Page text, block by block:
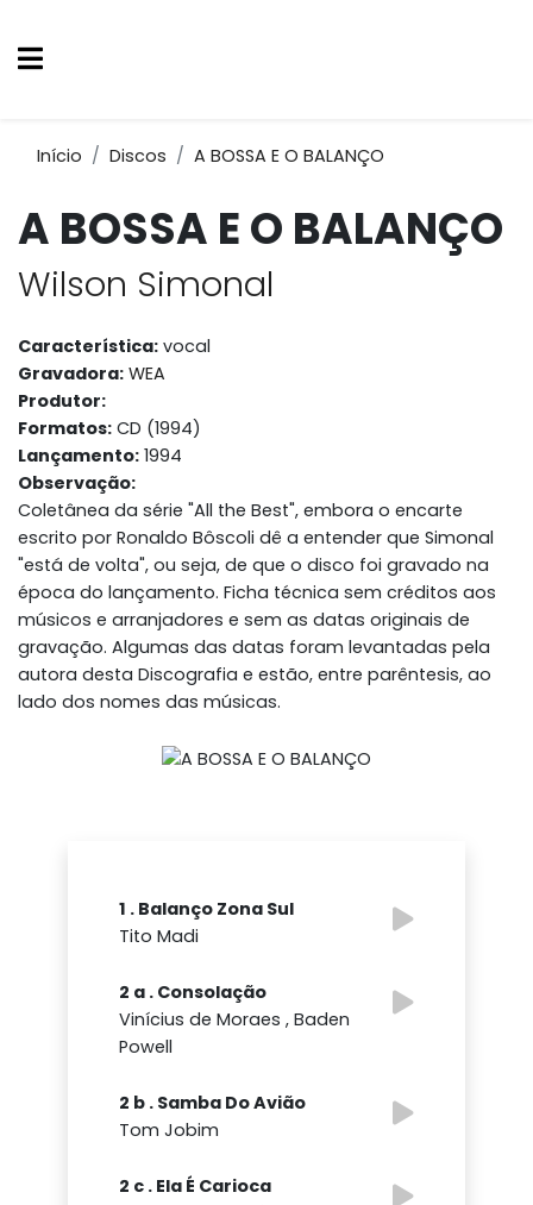
Início Discos A BOSSA E O BALANÇO
A BOSSA E O BALANÇO
Wilson Simonal
Característica: vocal
Gravadora: WEA
Produtor:
Formatos: CD (1994)
Lançamento: 1994
Observação:
Coletânea da série "All the Best", embora o encarte
escrito por Ronaldo Bôscoli dê a entender que Simonal
"está de volta", ou seja, de que o disco foi gravado na
época do lançamento. Ficha técnica sem créditos aos
músicos e arranjadores e sem as datas originais de
gravação. Algumas das datas foram levantadas pela
autora desta Discografia e estão, entre parêntesis, ao
lado dos nomes das músicas.
1 . Balanço Zona Sul
Tito Madi
2 a . Consolação
Vinícius de Moraes , Baden
Powell
2 b . Samba Do Avião
Tom Jobim
2 c . Ela É Carioca